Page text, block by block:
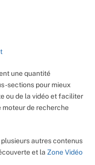
une quantité
sections pour mieux
ou de la vidéo et faciliter
moteur de recherche
autres contenus
et la Zone Vidéo